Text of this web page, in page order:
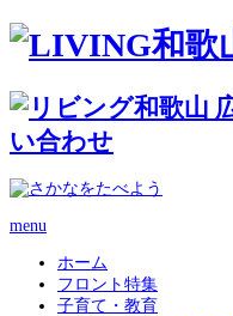
menu
ホーム
フロント特集
子育て・教育